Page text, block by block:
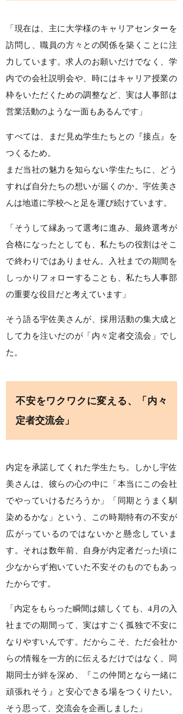
「現在は、主に大学様のキャリアセンターを
訪問し、職員の方々との関係を築くことに注
力しています。求人のお願いだけでなく、学
内での会社説明会や、時にはキャリア授業の
枠をいただくための調整など、実は人事部は
営業活動のような一面もあるんです」
すべては、まだ見ぬ学生たちとの『接点』を
つくるため。
まだ当社の魅力を知らない学生たちに、どう
すれば自分たちの想いが届くのか。宇佐美さ
んは地道に学校へと足を運び続けています。
「そうして縁あって選考に進み、最終選考が
合格になったとしても、私たちの役割はそこ
で終わりではありません。入社までの期間を
しっかりフォローすることも、私たち人事部
の重要な役目だと考えています」
そう語る宇佐美さんが、採用活動の集大成と
して力を注いだのが「内々定者交流会」でし
た。
不安をワクワクに変える、「内々
定者交流会」
内定を承諾してくれた学生たち。しかし宇佐
美さんは、彼らの心の中に「本当にこの会社
でやっていけるだろうか」「同期とうまく馴
染めるかな」という、この時期特有の不安が
広がっているのではないかと懸念していま
す。それは数年前、自身が内定者だった頃に
少なからず抱いていた不安そのものでもあっ
たからです。
「内定をもらった瞬間は嬉しくても、4月の入
社までの期間って、実はすごく孤独で不安に
なりやすいんです。だからこそ、ただ会社か
らの情報を一方的に伝えるだけではなく、同
期同士が絆を深め、『この仲間となら一緒に
頑張れそう』と安心できる場をつくりたい。
そう思って、交流会を企画しました」